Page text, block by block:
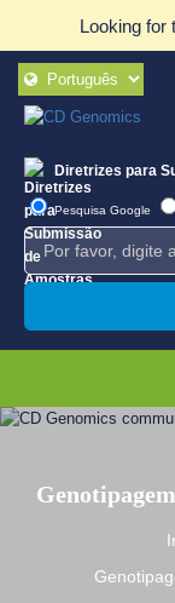
Looking for
Diretrizes para
Pesquisa Google